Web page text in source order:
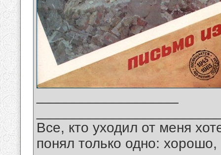
Все, кто уходил от меня
понял только одно: